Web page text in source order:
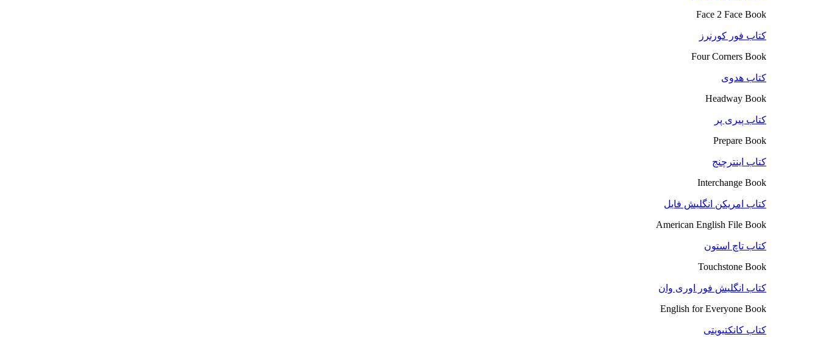
Face 2 Face Book
کتاب فور کورنرز
Four Corners Book
کتاب هدوی
Headway Book
کتاب پیری پر
Prepare Book
کتاب اینترچنج
Interchange Book
کتاب امریکن انگلیش فایل
American English File Book
کتاب تاچ استون
Touchstone Book
کتاب انگلیش فور اوری وان
English for Everyone Book
کتاب کانکتیویتی